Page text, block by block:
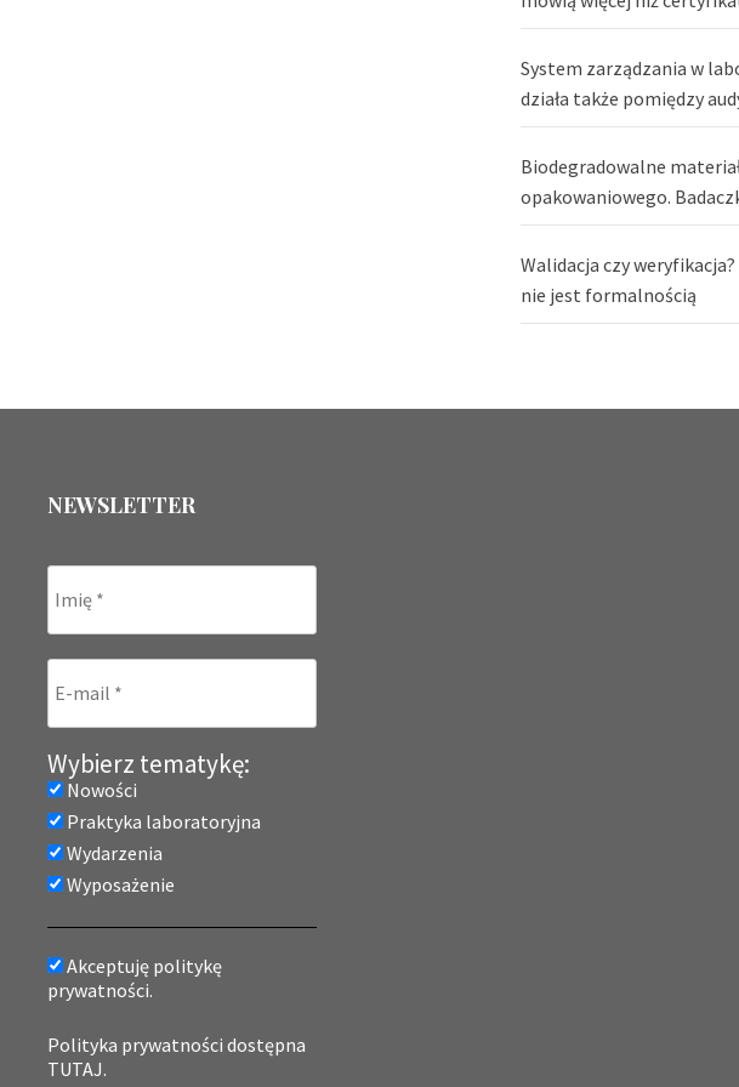
System zarządzania w
działa także pomiędzy
Biodegradowalne
opakowaniowego.
Walidacja czy
nie jest formalnością
NEWSLETTER
Wybierz tematykę:
Nowości
Praktyka laboratoryjna
Wydarzenia
Wyposażenie
Akceptuję politykę
prywatności.
Polityka prywatności dostępna
TUTAJ.